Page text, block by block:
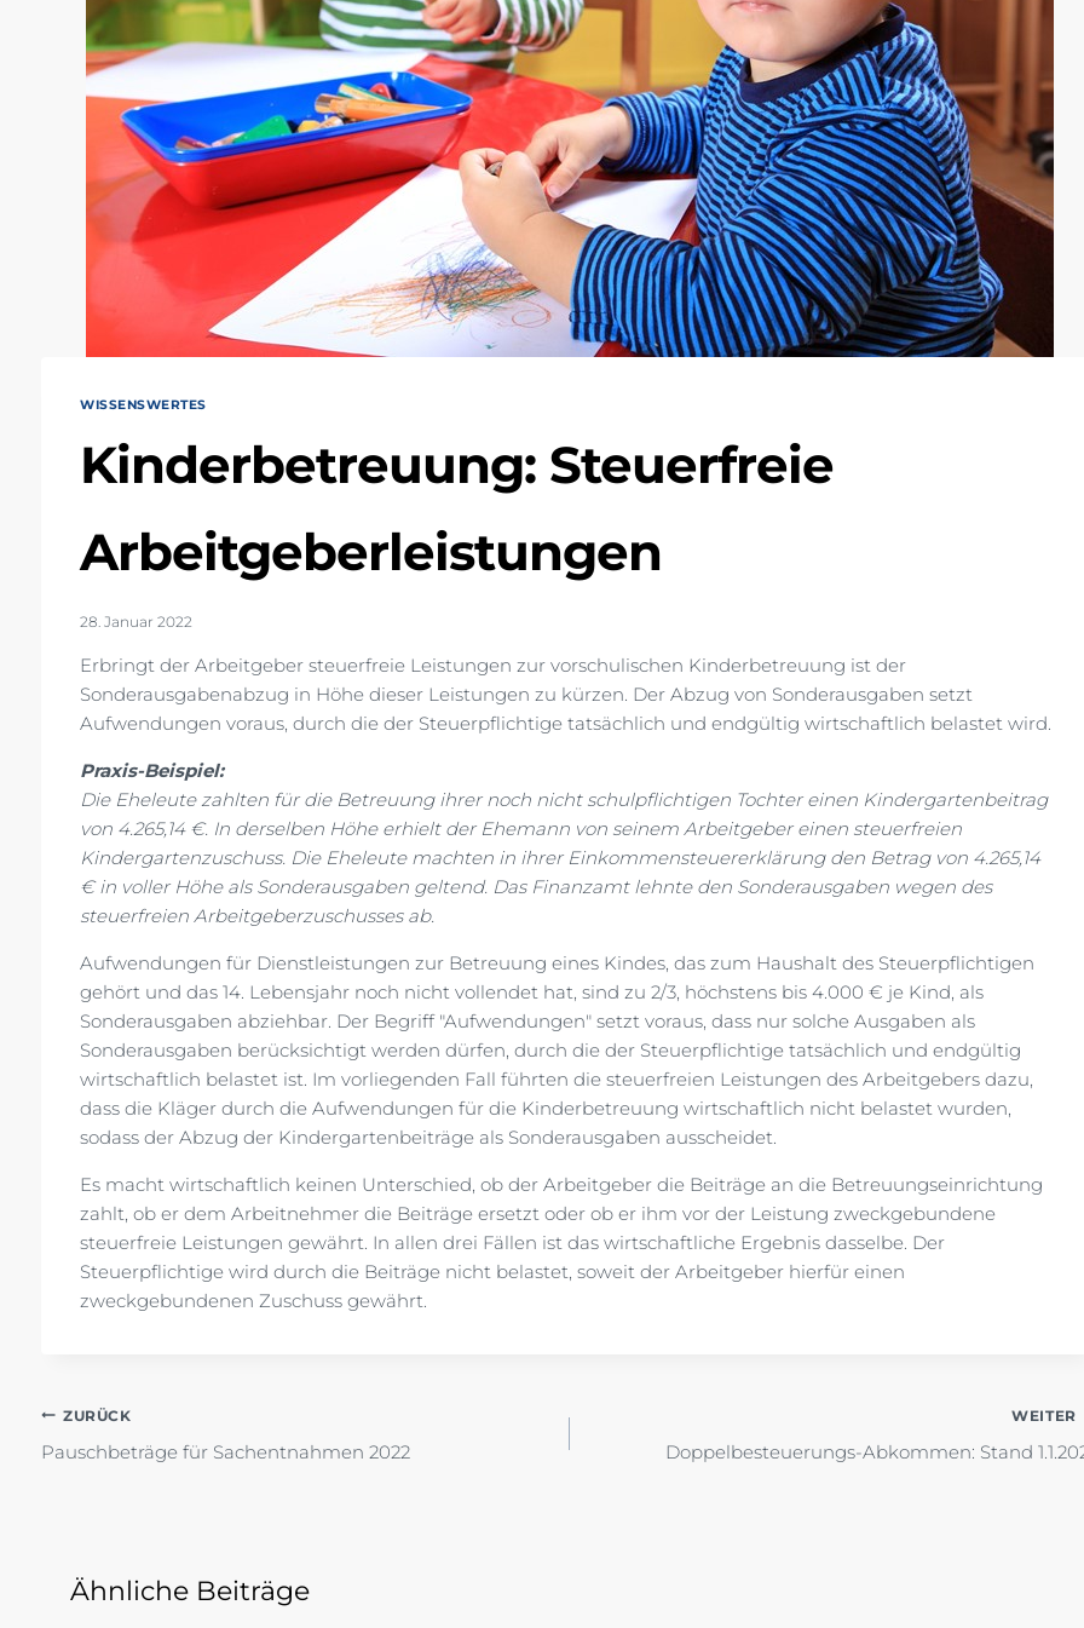
WISSENSWERTES
Kinderbetreuung: Steuerfreie
Arbeitgeberleistungen
28. Januar 2022
Erbringt der Arbeitgeber steuerfreie Leistungen zur vorschulischen Kinderbetreuung ist der
Sonderausgabenabzug in Höhe dieser Leistungen zu kürzen. Der Abzug von Sonderausgaben setzt
Aufwendungen voraus, durch die der Steuerpflichtige tatsächlich und endgültig wirtschaftlich belastet wird.
Praxis-Beispiel:
Die Eheleute zahlten für die Betreuung ihrer noch nicht schulpflichtigen Tochter einen Kindergartenbeitrag
von 4.265,14 €. In derselben Höhe erhielt der Ehemann von seinem Arbeitgeber einen steuerfreien
Kindergartenzuschuss. Die Eheleute machten in ihrer Einkommensteuererklärung den Betrag von 4.265,14
€ in voller Höhe als Sonderausgaben geltend. Das Finanzamt lehnte den Sonderausgaben wegen des
steuerfreien Arbeitgeberzuschusses ab.
Aufwendungen für Dienstleistungen zur Betreuung eines Kindes, das zum Haushalt des Steuerpflichtigen
gehört und das 14. Lebensjahr noch nicht vollendet hat, sind zu 2/3, höchstens bis 4.000 € je Kind, als
Sonderausgaben abziehbar. Der Begriff "Aufwendungen" setzt voraus, dass nur solche Ausgaben als
Sonderausgaben berücksichtigt werden dürfen, durch die der Steuerpflichtige tatsächlich und endgültig
wirtschaftlich belastet ist. Im vorliegenden Fall führten die steuerfreien Leistungen des Arbeitgebers dazu,
dass die Kläger durch die Aufwendungen für die Kinderbetreuung wirtschaftlich nicht belastet wurden,
sodass der Abzug der Kindergartenbeiträge als Sonderausgaben ausscheidet.
Es macht wirtschaftlich keinen Unterschied, ob der Arbeitgeber die Beiträge an die Betreuungseinrichtung
zahlt, ob er dem Arbeitnehmer die Beiträge ersetzt oder ob er ihm vor der Leistung zweckgebundene
steuerfreie Leistungen gewährt. In allen drei Fällen ist das wirtschaftliche Ergebnis dasselbe. Der
Steuerpflichtige wird durch die Beiträge nicht belastet, soweit der Arbeitgeber hierfür einen
zweckgebundenen Zuschuss gewährt.
Beitragsnavigation
ZURÜCK
Pauschbeträge für Sachentnahmen 2022
WEITER
Doppelbesteuerungs-Abkommen: Stand
Ähnliche Beiträge